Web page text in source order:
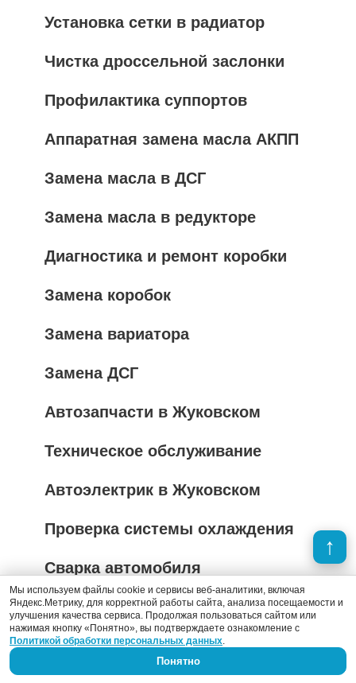
Установка сетки в радиатор
Чистка дроссельной заслонки
Профилактика суппортов
Аппаратная замена масла АКПП
Замена масла в ДСГ
Замена масла в редукторе
Диагностика и ремонт коробки
Замена коробок
Замена вариатора
Замена ДСГ
Автозапчасти в Жуковском
Техническое обслуживание
Автоэлектрик в Жуковском
Проверка системы охлаждения
Сварка автомобиля
Капитальный ремонт двигателя
Абразивная полировка кузова
Мы используем файлы cookie и сервисы веб-аналитики, включая
Яндекс.Метрику, для корректной работы сайта, анализа посещаемости и
улучшения качества сервиса. Продолжая пользоваться сайтом или
нажимая кнопку «Понятно», вы подтверждаете ознакомление с
Политикой обработки персональных данных.
Понятно